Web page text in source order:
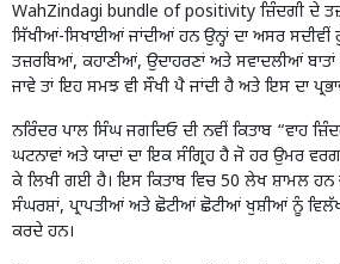
WahZindagi bundle of positivity ਜ਼ਿੰਦਗੀ ਦੇ
ਸਿੱਖੀਆਂ-ਸਿਖਾਈਆਂ ਜਾਂਦੀਆਂ ਹਨ ਉਨ੍ਹਾਂ ਦਾ ਅਸਰ
ਤਜ਼ਰਬਿਆਂ, ਕਹਾਣੀਆਂ, ਉਦਾਹਰਣਾਂ ਅਤੇ ਸਵਾਦਲੀਆਂ
ਜਾਵੇ ਤਾਂ ਇਹ ਸਮਝ ਵੀ ਸੌਖੀ ਪੈ ਜਾਂਦੀ ਹੈ ਅਤੇ ਇਸ ਦਾ
ਨਰਿੰਦਰ ਪਾਲ ਸਿੰਘ ਜਗਦਿਓ ਦੀ ਨਵੀਂ ਕਿਤਾਬ “ਵਾਹ
ਘਟਨਾਵਾਂ ਅਤੇ ਯਾਦਾਂ ਦਾ ਇਕ ਸੰਗ੍ਰਿਹ ਹੈ ਜੋ ਹਰ ਉਮਰ
ਕੇ ਲਿਖੀ ਗਈ ਹੈ। ਇਸ ਕਿਤਾਬ ਵਿਚ 50 ਲੇਖ ਸ਼ਾਮਲ
ਸੰਘਰਸ਼ਾਂ, ਪ੍ਰਾਪਤੀਆਂ ਅਤੇ ਛੋਟੀਆਂ ਛੋਟੀਆਂ ਖੁਸ਼ੀਆਂ ਨੂੰ
ਕਰਦੇ ਹਨ।